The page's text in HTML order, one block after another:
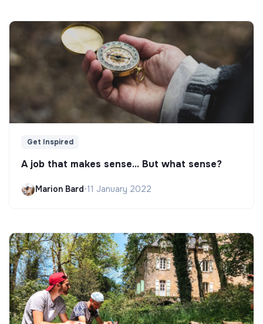
Get Inspired
A job that makes sense... But what sense?
Marion Bard•11 January 2022